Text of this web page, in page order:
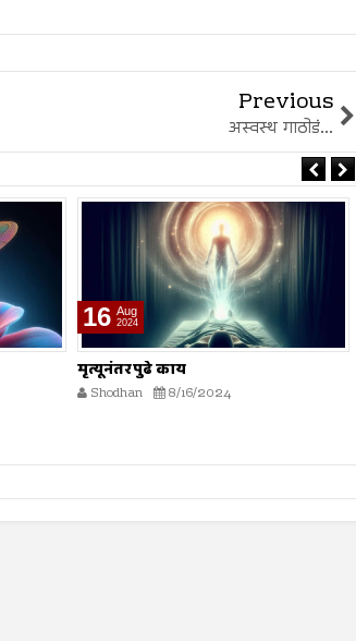
Previous
अस्वस्थ गाठोडं...
16 Aug
2024
भारतीय स्वातंत्र्य लढ्यातील स्त्रियांचे
योगदान